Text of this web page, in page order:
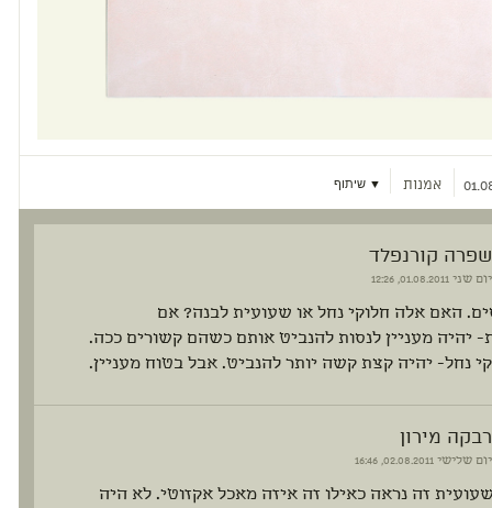
אמנות ▼ שיתוף
שפרה קורנפלד
יום שני
האם אלה חלוקי נחל או שעועית לבנה? אם
יהיה מעניין לנסות להנביט אותם כשהם קשורים ככה.
נחל- יהיה קצת קשה יותר להנביט. אבל בטוח מעניין.
רבקה מירון
יום שלישי
זה נראה כאילו זה איזה מאכל אקזוטי. לא היה